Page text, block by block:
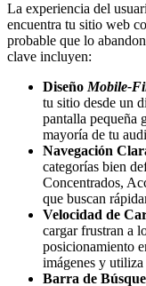
La experiencia del
encuentra tu sitio web
probable que lo
clave incluyen:
Diseño Mobile-
tu sitio desde un
pantalla pequeña
mayoría de tu
Navegación
categorías bien
Concentrados,
que buscan
Velocidad de
cargar frustran a
posicionamiento
imágenes y
Barra de